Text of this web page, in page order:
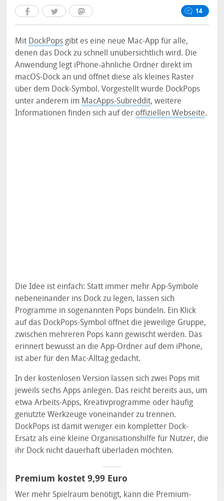
14
Mit DockPops gibt es eine neue Mac-App für alle,
denen das Dock zu schnell unübersichtlich wird. Die
Anwendung legt iPhone-ähnliche Ordner direkt im
macOS-Dock an und öffnet diese als kleines Raster
über dem Dock-Symbol. Vorgestellt wurde DockPops
unter anderem im MacApps-Subreddit, weitere
Informationen finden sich auf der offiziellen Webseite.
Die Idee ist einfach: Statt immer mehr App-Symbole
nebeneinander ins Dock zu legen, lassen sich
Programme in sogenannten Pops bündeln. Ein Klick
auf das DockPops-Symbol öffnet die jeweilige Gruppe,
zwischen mehreren Pops kann gewischt werden. Das
erinnert bewusst an die App-Ordner auf dem iPhone,
ist aber für den Mac-Alltag gedacht.
In der kostenlosen Version lassen sich zwei Pops mit
jeweils sechs Apps anlegen. Das reicht bereits aus, um
etwa Arbeits-Apps, Kreativprogramme oder häufig
genutzte Werkzeuge voneinander zu trennen.
DockPops ist damit weniger ein kompletter Dock-
Ersatz als eine kleine Organisationshilfe für Nutzer, die
ihr Dock nicht dauerhaft überladen möchten.
Premium kostet 9,99 Euro
Wer mehr Spielraum benötigt, kann die Premium-